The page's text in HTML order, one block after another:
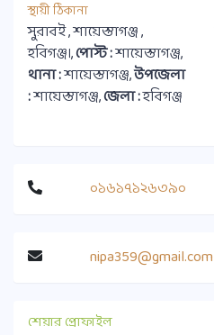
স্থায়ী ঠিকানা
সুরাবই , শায়েস্তাগঞ্জ ,
হবিগঞ্জ।,পোস্ট :শায়েস্তাগঞ্জ,
থানা :শায়েস্তাগঞ্জ,উপজেলা
:শায়েস্তাগঞ্জ,জেলা :হবিগঞ্জ
০১৬১৭১২৬৩৯০
nipa359@gmail.com
শেয়ার প্রোফাইল